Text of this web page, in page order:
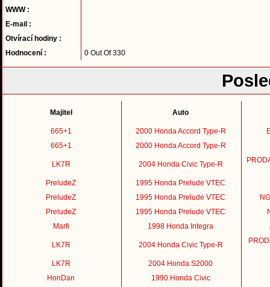
WWW :
E-mail :
Otvírací hodiny :
Hodnocení :
0 Out Of 330
Majitel Auto
665+1 2000 Honda Accord Type-R
665+1
2000 Honda Accord Type-R
LK7R 2004 Honda Civic Type-R
PreludeZ
1995 Honda Prelude VTEC
PreludeZ
1995 Honda Prelude VTEC
PreludeZ
1995 Honda Prelude VTEC
Marfi
1998 Honda Integra
LK7R 2004 Honda Civic Type-R
LK7R
2004 Honda S2000
HonDan
1990 Honda Civic